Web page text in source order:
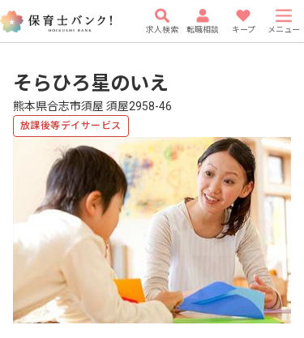
求人検索 転職相談 キープ メニュー
そらひろ星のいえ
熊本県合志市須屋 須屋2958-46
放課後等デイサービス